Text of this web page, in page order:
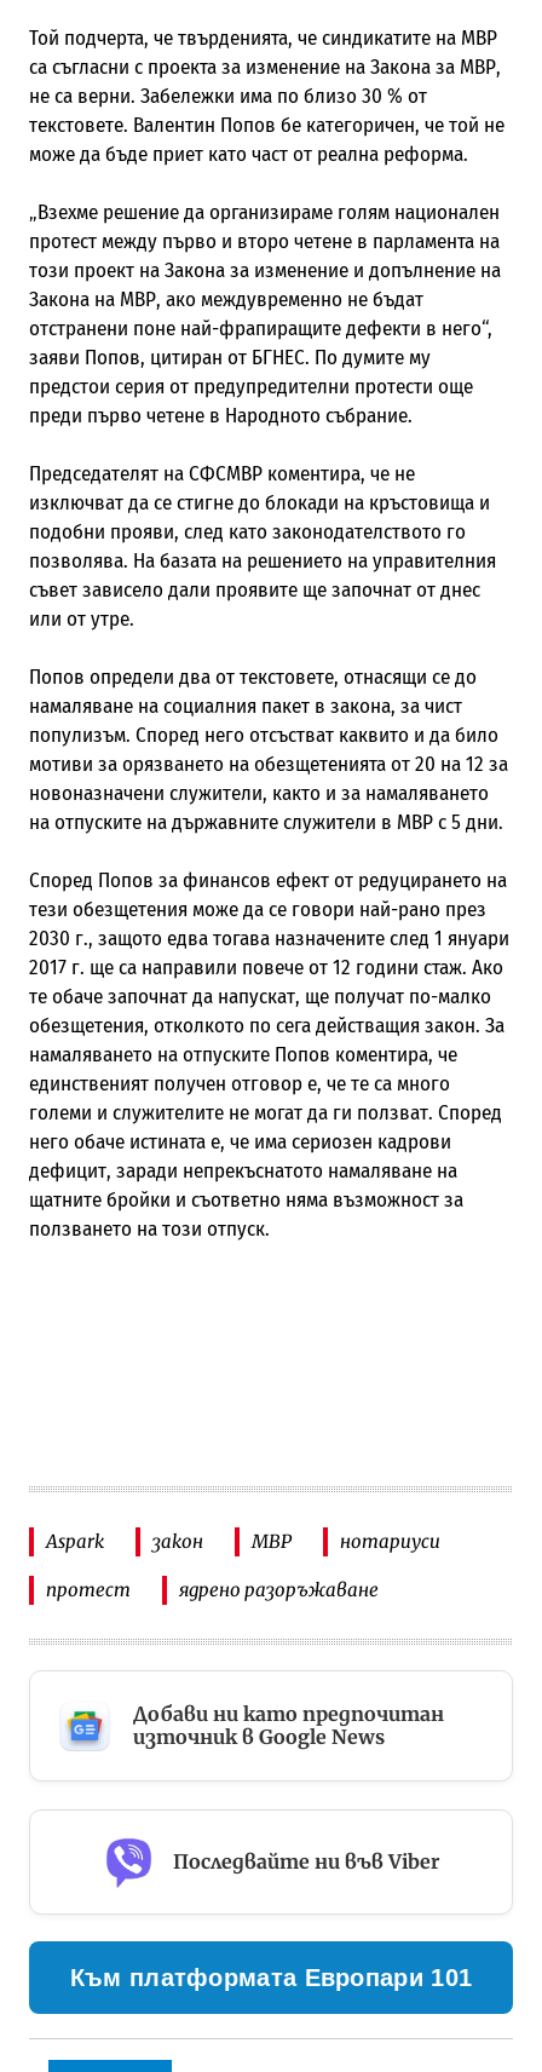
Той подчерта, че твърденията, че синдикатите на МВР
са съгласни с проекта за изменение на Закона за МВР,
не са верни. Забележки има по близо 30 % от
текстовете. Валентин Попов бе категоричен, че той не
може да бъде приет като част от реална реформа.
„Взехме решение да организираме голям национален
протест между първо и второ четене в парламентана
този проект на Закона за изменение и допълнение на
Закона на МВР, ако междувременно не бъдат
отстранени поне най-фрапиращите дефекти в него“,
заяви Попов, цитиран от БГНЕС. По думите му
предстои серия от предупредителни протести още
преди първо четене в Народното събрание.
Председателят на СФСМВР коментира, че не
изключват да се стигне до блокади на кръстовища и
подобни прояви, след като законодателството го
позволява. На базата на решението на управителния
съвет зависело дали проявите ще започнат от днес
или от утре.
Попов определи два от текстовете, отнасящи се до
намаляване на социалния пакет в закона, за чист
популизъм. Според него отсъстват каквито и да било
мотиви за орязването на обезщетенията от 20 на 12 за
новоназначени служители, както и за намаляването
на отпуските на държавните служители в МВР с 5 дни.
Според Попов за финансов ефект от редуцирането на
тези обезщетения може да се говори най-рано през
2030 г., защото едва тогава назначените след 1 януари
2017 г. ще са направили повече от 12 години стаж. Ако
те обачезапочнат да напускат, ще получат по-малко
обезщетения, отколкото по сега действащия закон. За
намаляването на отпуските Попов коментира, че
единственият получен отговор е, че те са много
големи и служителите не могат да ги ползват. Според
него обаче истината е, че има сериозен кадрови
дефицит, заради непрекъснатото намаляване на
щатните бройки и съответно няма възможност за
ползването на този отпуск.
Aspark закон МВР нотариуси
протест ядрено разоръжаване
Добави ни като предпочитан
източник в Google News
Последвайте ни във Viber
Към платформата Европари 101